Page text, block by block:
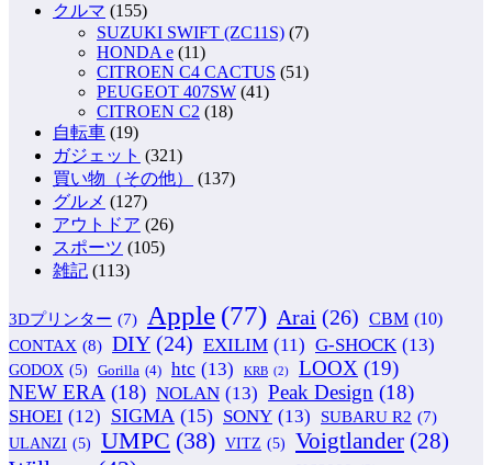
クルマ (155)
SUZUKI SWIFT (ZC11S) (7)
HONDA e (11)
CITROEN C4 CACTUS (51)
PEUGEOT 407SW (41)
CITROEN C2 (18)
自転車 (19)
ガジェット (321)
買い物（その他）
(137)
グルメ (127)
アウトドア (26)
スポーツ (105)
雑記 (113)
3Dプリンター (7) Apple (77) Arai (26) CBM (10)
CONTAX (8) DIY (24) EXILIM (11) G-SHOCK (13)
GODOX (5) Gorilla (4) htc (13) KRB (2) LOOX (19)
NEW ERA (18) NOLAN (13) Peak Design (18)
SHOEI (12) SIGMA (15) SONY (13) SUBARU R2 (7)
ULANZI (5) UMPC (38) VITZ (5) Voigtlander (28)